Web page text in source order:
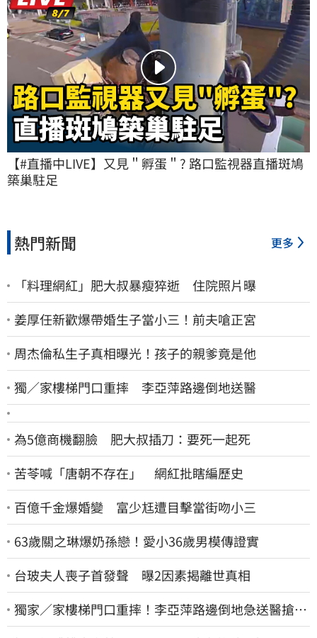
【#直播中LIVE】又見＂孵蛋＂? 路口監視器直播斑鳩
築巢駐足
熱門新聞 更多
「料理網紅」肥大叔暴瘦猝逝 住院照片曝
姜厚任新歡爆帶婚生子當小三！前夫嗆正宮
周杰倫私生子真相曝光！孩子的親爹竟是他
獨／家樓梯門口重摔 李亞萍路邊倒地送醫
為5億商機翻臉 肥大叔插刀：要死一起死
苦苓喊「唐朝不存在」 網紅批瞎編歷史
百億千金爆婚變 富少尪遭目擊當街吻小三
63歲關之琳爆奶孫戀！愛小36歲男模傳證實
台玻夫人喪子首發聲 曝2因素揭離世真相
獨家／家樓梯門口重摔！李亞萍路邊倒地急送醫搶
命 「最新傷況」曝